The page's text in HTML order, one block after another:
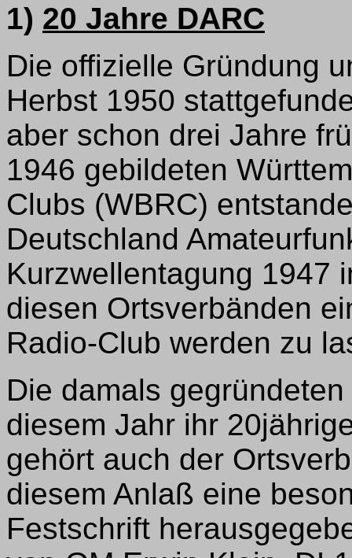
1) 20 Jahre DARC
Die offizielle Gründung
Herbst 1950
aber schon drei Jahre
1946 gebildeten
Clubs (WBRC)
Deutschland
Kurzwellentagung 1947
diesen Ortsverbänden
Radio-Club werden zu
Die damals
diesem Jahr ihr
gehört auch der
diesem Anlaß eine
Festschrift